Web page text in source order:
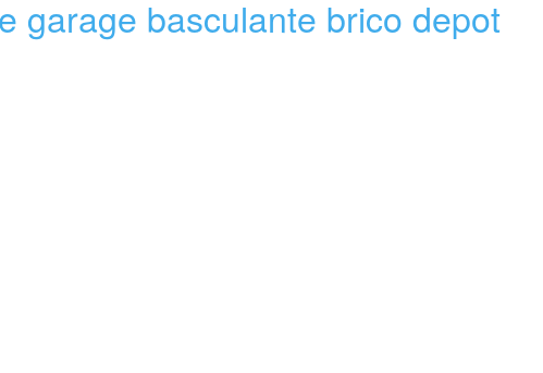
garage basculante brico depot